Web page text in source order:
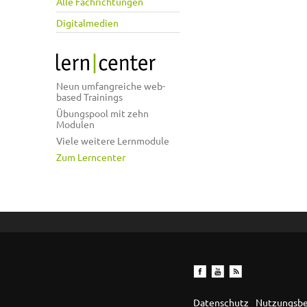
Digitalmedien
Neun umfangreiche web-
based Trainings
Übungspool mit zehn
Modulen
Viele weitere Lernmodule
Zum Lerncenter
Datenschutz